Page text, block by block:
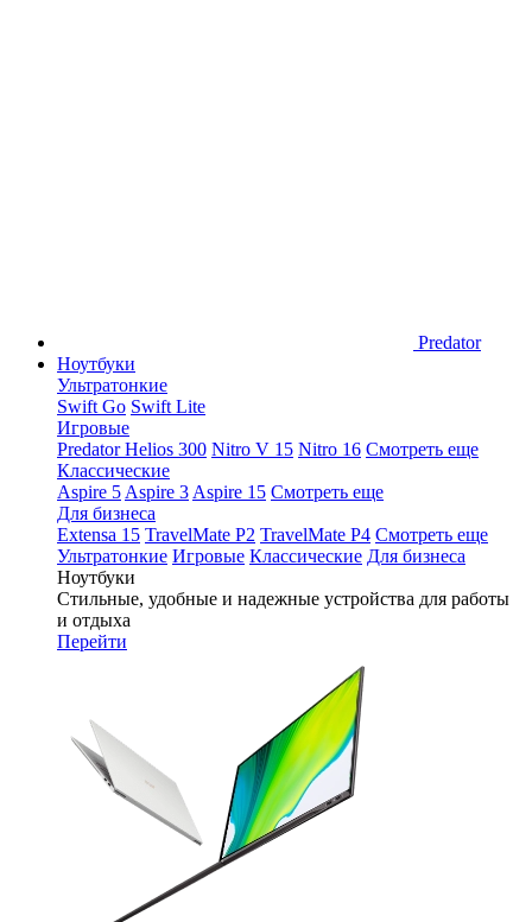
Predator
Ноутбуки
Ультратонкие
Swift Go Swift Lite
Игровые
Predator Helios 300 Nitro V 15 Nitro 16 Смотреть еще
Классические
Aspire 5 Aspire 3 Aspire 15 Смотреть еще
Для бизнеса
Extensa 15 TravelMate P2 TravelMate P4 Смотреть еще
Ультратонкие Игровые Классические Для бизнеса
Ноутбуки
Стильные, удобные и надежные устройства для работы
и отдыха
Перейти